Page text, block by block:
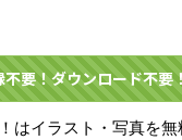
不要！ダウンロード不要
はイラスト・写真を